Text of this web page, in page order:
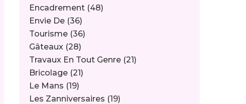
Encadrement (48)
Envie De (36)
Tourisme (36)
Gâteaux (28)
Travaux En Tout Genre (21)
Bricolage (21)
Le Mans (19)
Les Zanniversaires (19)